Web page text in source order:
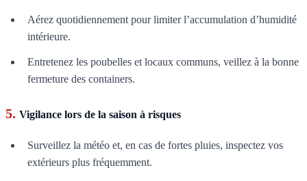
Aérez quotidiennement pour limiter l’accumulation d’humidité
intérieure.
Entretenez les poubelles et locaux communs, veillez à la bonne
fermeture des containers.
5. Vigilance lors de la saison à risques
Surveillez la météo et, en cas de fortes pluies, inspectez vos
extérieurs plus fréquemment.